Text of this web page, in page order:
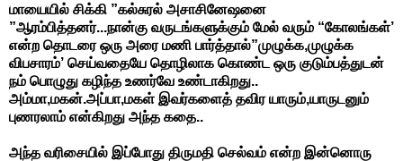
மாயையில் சிக்கி ”கல்சுரல் அசாசினேஷனை
”ஆரம்பித்தனர்...நான்கு வருடங்களுக்கும் மேல் வரும் “கோலங்கள்’
என்ற தொடரை ஒரு அரை மணி பார்த்தால்”முழுக்க,முழுக்க
விபசாரம்’ செய்வதையே தொழிலாக கொண்ட ஒரு குடும்பத்துடன்
நம் பொழுது கழிந்த உணர்வே உண்டாகிறது..
அம்மா,மகன்.அப்பா,மகள் இவர்களைத் தவிர யாரும்,யாருடனும்
புணரலாம் என்கிறது அந்த கதை..
அந்த வரிசையில் இப்போது திருமதி செல்வம் என்ற இன்னொரு